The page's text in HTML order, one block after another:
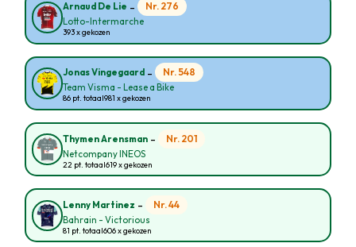
Arnaud De Lie - Nr. 276
Lotto-Intermarche
393 x gekozen
Jonas Vingegaard - Nr. 548
Team Visma - Lease a Bike
86 pt. totaal981 x gekozen
Thymen Arensman - Nr. 201
Netcompany INEOS
22 pt. totaal619 x gekozen
Lenny Martinez - Nr. 44
Bahrain - Victorious
81 pt. totaal606 x gekozen